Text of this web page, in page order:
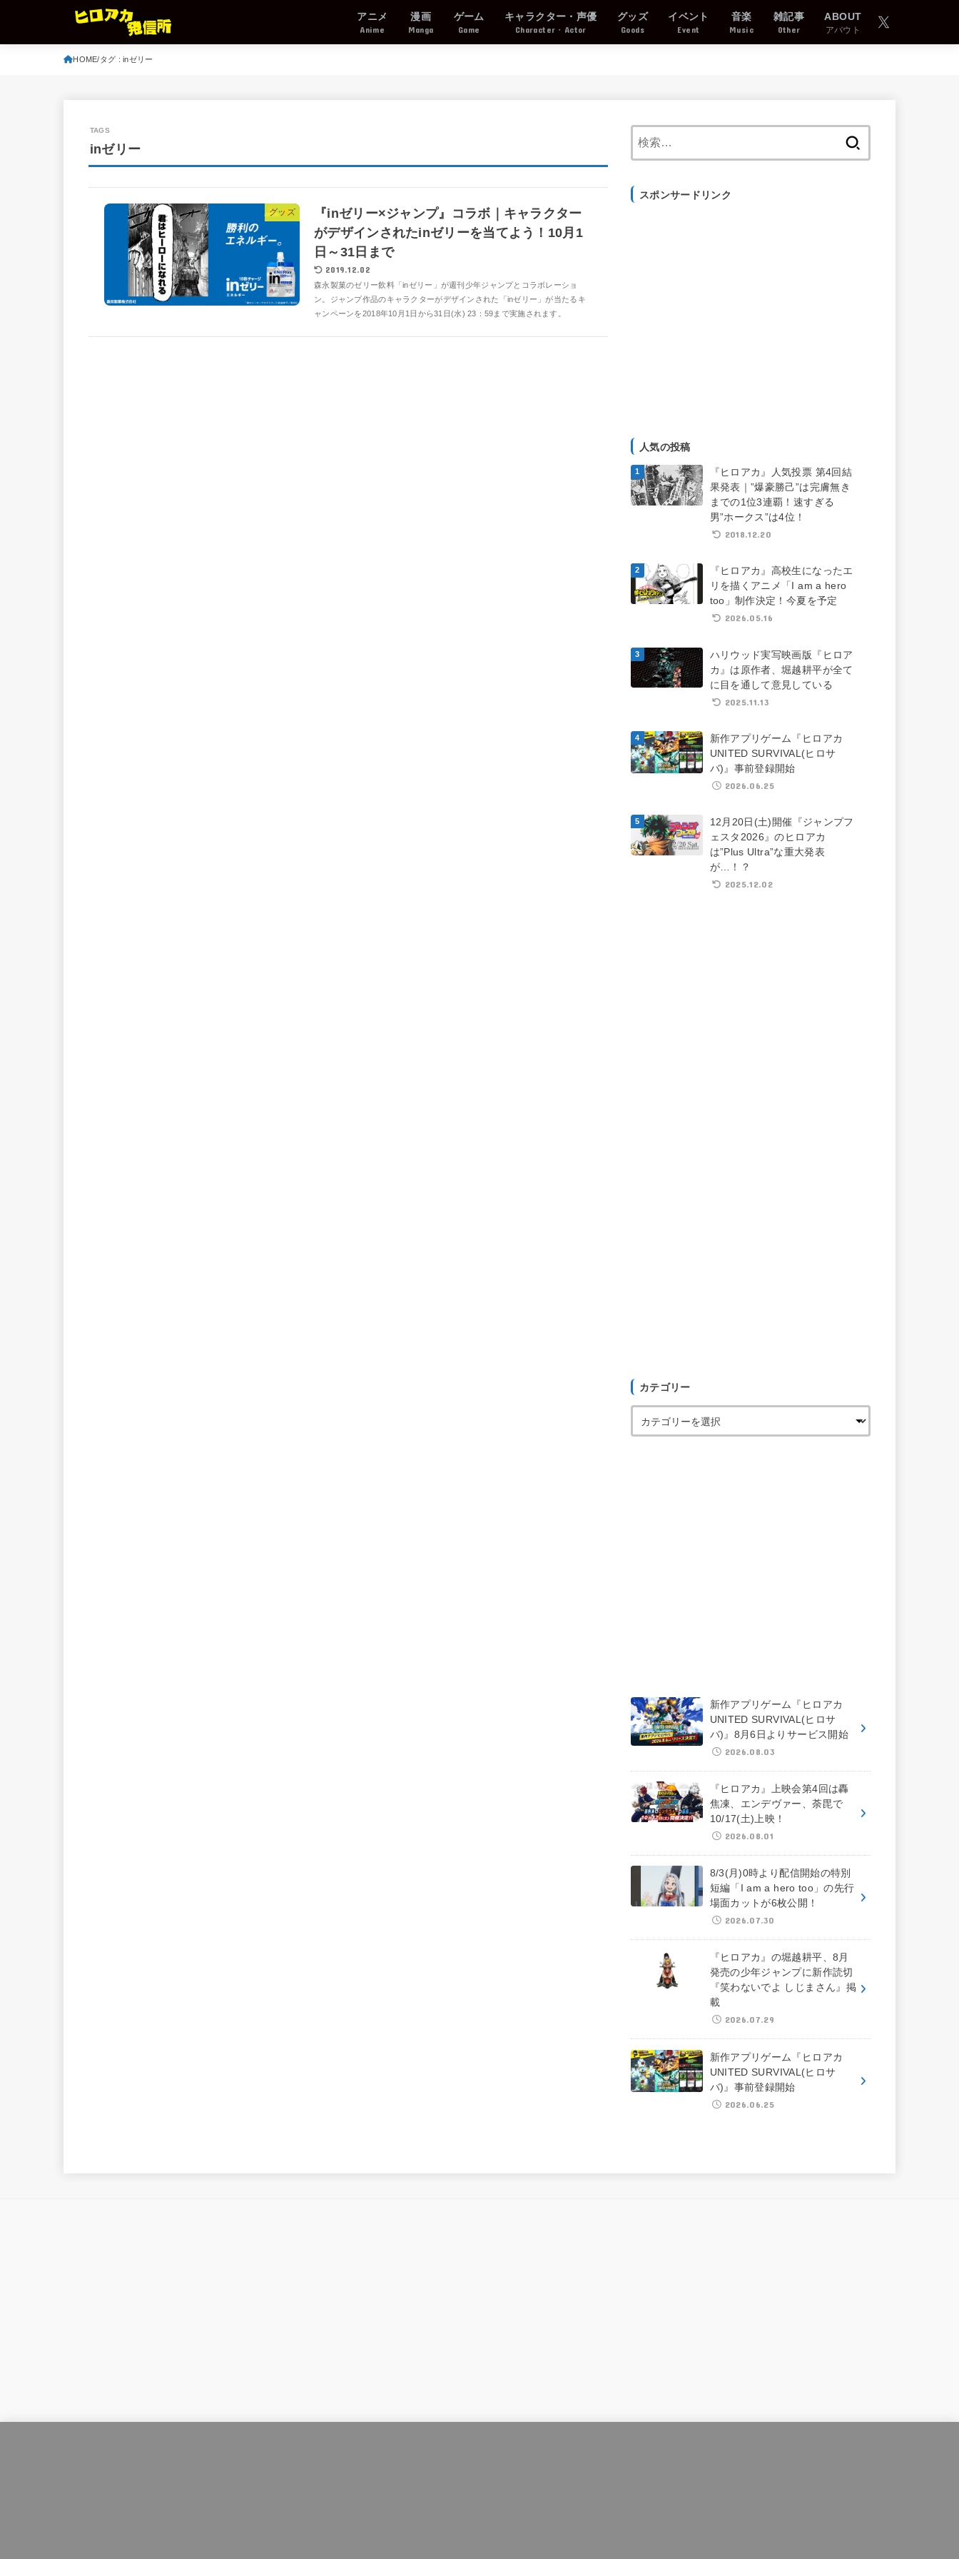
アニメ
Anime
漫画
Manga
ゲーム
Game
キャラクター・声優
Character・Actor
グッズ
Goods
イベント
Event
音楽
Music
雑記事
Other
ABOUT
アバウト
HOME タグ : inゼリー
inゼリー
グッズ
『inゼリー×ジャンプ』コラボ｜キャラクター
がデザインされたinゼリーを当てよう！10月1
日～31日まで
2019.12.02
森永製菓のゼリー飲料「inゼリー」が週刊少年ジャンプとコラボレーショ
ン。ジャンプ作品のキャラクターがデザインされた「inゼリー」が当たるキ
ャンペーンを2018年10月1日から31日(水) 23：59まで実施されます。
スポンサードリンク
人気の投稿
『ヒロアカ』人気投票 第4回結
果発表｜”爆豪勝己”は完膚無き
までの1位3連覇！速すぎる
男”ホークス”は4位！
2018.12.20
『ヒロアカ』高校生になったエ
リを描くアニメ「I am a hero
too」制作決定！今夏を予定
2026.05.16
ハリウッド実写映画版『ヒロア
カ』は原作者、堀越耕平が全て
に目を通して意見している
2025.11.13
新作アプリゲーム『ヒロアカ
UNITED SURVIVAL(ヒロサ
バ)』事前登録開始
2026.06.25
12月20日(土)開催『ジャンプフ
ェスタ2026』のヒロアカ
は”Plus Ultra”な重大発表
が…！？
2025.12.02
カテゴリー
新作アプリゲーム『ヒロアカ
UNITED SURVIVAL(ヒロサ
バ)』8月6日よりサービス開始
2026.08.03
『ヒロアカ』上映会第4回は轟
焦凍、エンデヴァー、荼毘で
10/17(土)上映！
2026.08.01
8/3(月)0時より配信開始の特別
短編「I am a hero too」の先行
場面カットが6枚公開！
2026.07.30
『ヒロアカ』の堀越耕平、8月
発売の少年ジャンプに新作読切
『笑わないでよ しじまさん』掲
載
2026.07.29
新作アプリゲーム『ヒロアカ
UNITED SURVIVAL(ヒロサ
バ)』事前登録開始
2026.06.25